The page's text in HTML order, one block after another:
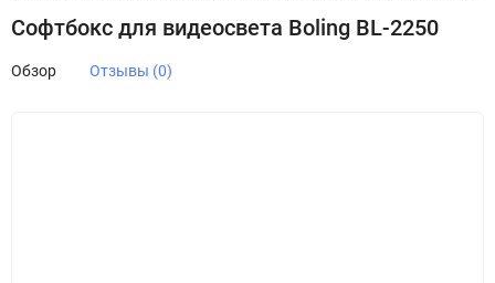
Софтбокс для видеосвета Boling BL-2250
Обзор Отзывы (0)